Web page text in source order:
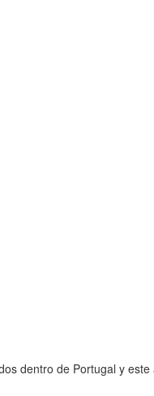
dentro de Portugal y